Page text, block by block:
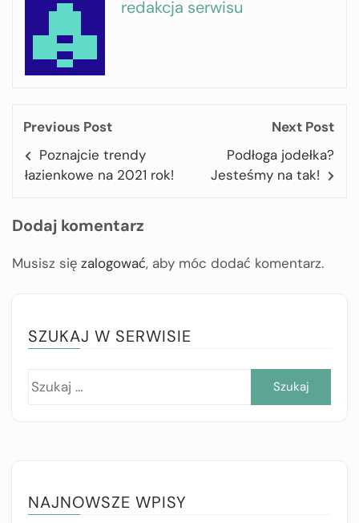
redakcja serwisu
Previous Post
Poznajcie trendy
łazienkowe na 2021 rok!
Next Post
Podłoga jodełka?
Jesteśmy na tak!
Dodaj komentarz
Musisz się zalogować, aby móc dodać komentarz.
SZUKAJ W SERWISIE
NAJNOWSZE WPISY